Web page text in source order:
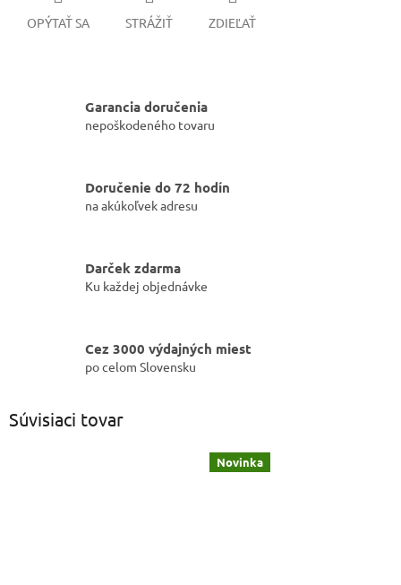
OPÝTAŤ SA STRÁŽIŤ ZDIEĽAŤ
Garancia doručenia
nepoškodeného tovaru
Doručenie do 72 hodín
na akúkoľvek adresu
Darček zdarma
Ku každej objednávke
Cez 3000 výdajných miest
po celom Slovensku
Súvisiaci tovar
Novinka